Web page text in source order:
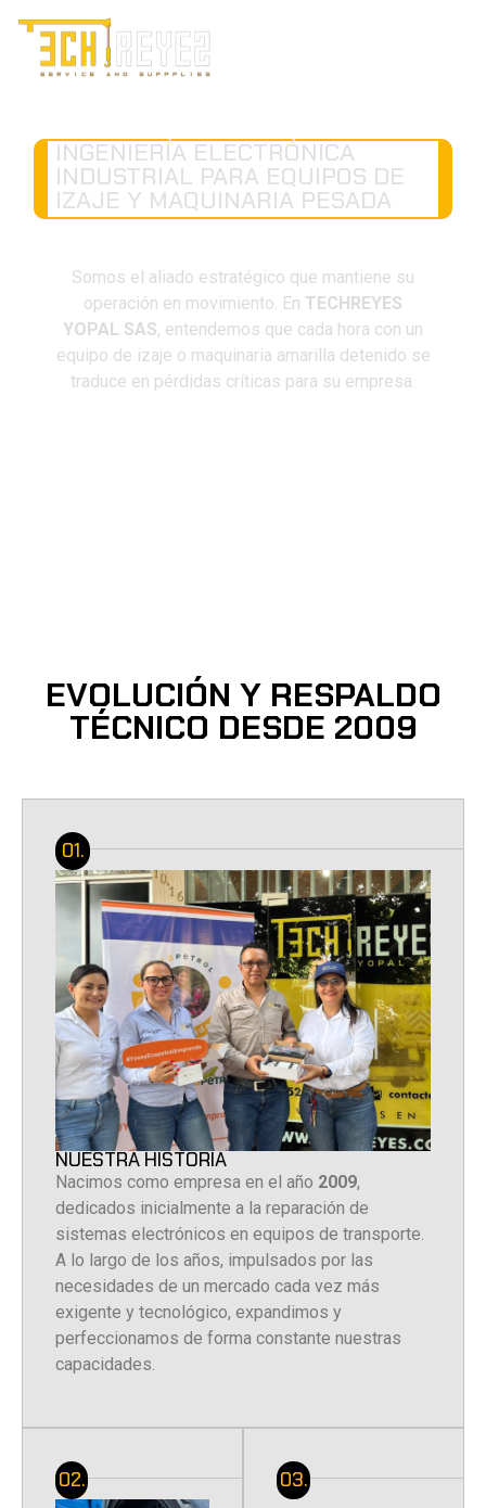
INGENIERÍA ELECTRÓNICA
INDUSTRIAL PARA EQUIPOS DE
IZAJE Y MAQUINARIA PESADA
Somos el aliado estratégico que mantiene su
operación en movimiento. En TECHREYES
YOPAL SAS, entendemos que cada hora con un
equipo de izaje o maquinaria amarilla detenido se
traduce en pérdidas críticas para su empresa.
EVOLUCIÓN Y RESPALDO
TÉCNICO DESDE 2009
01.
NUESTRA HISTORIA
Nacimos como empresa en el año 2009,
dedicados inicialmente a la reparación de
sistemas electrónicos en equipos de transporte.
A lo largo de los años, impulsados por las
necesidades de un mercado cada vez más
exigente y tecnológico, expandimos y
perfeccionamos de forma constante nuestras
capacidades.
02. 03.